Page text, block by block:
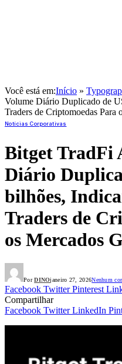
Você está em:Início »
Volume Diário Duplicado de
Traders de Criptomoedas Para
Notícias Corporativas
Bitget TradFi
Diário
bilhões,
Traders de
os Mercados
Por DINOjaneiro 27, 2026Nenhum
Facebook Twitter Pinterest
Compartilhar
Facebook Twitter LinkedIn